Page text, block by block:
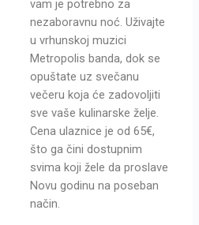
vam je potrebno za
nezaboravnu noć. Uživajte
u vrhunskoj muzici
Metropolis banda, dok se
opuštate uz svečanu
večeru koja će zadovoljiti
sve vaše kulinarske želje.
Cena ulaznice je od 65€,
što ga čini dostupnim
svima koji žele da proslave
Novu godinu na poseban
način.